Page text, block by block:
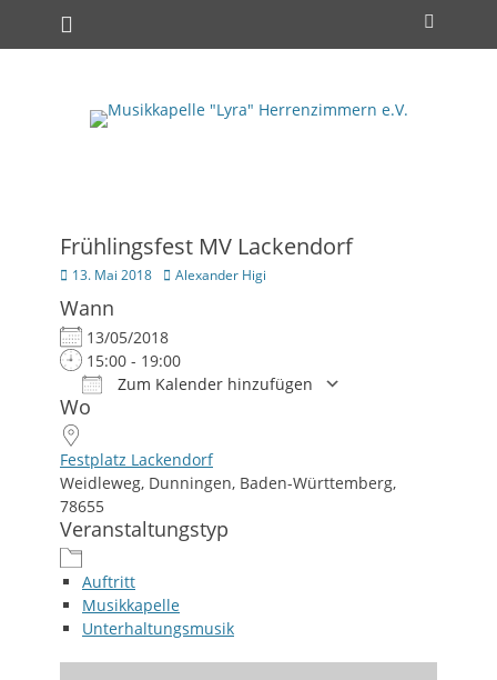
Inhalt
Primäres Menü
Frühlingsfest MV Lackendorf
Posted
13. Mai 2018 Autor
Alexander Higi
Wann
13/05/2018
15:00 - 19:00
Zum Kalender hinzufügen
Wo
Festplatz Lackendorf
Weidleweg, Dunningen, Baden-Württemberg,
78655
Veranstaltungstyp
Auftritt
Musikkapelle
Unterhaltungsmusik